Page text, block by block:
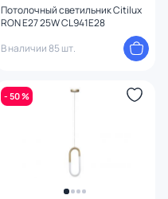
Потолочный светильник Citilux
RON E27 25W CL941E28
В наличии 85 шт.
- 50 %